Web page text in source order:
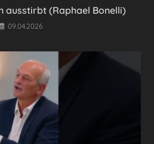
ausstirbt (Raphael Bonelli)
09.04.2026